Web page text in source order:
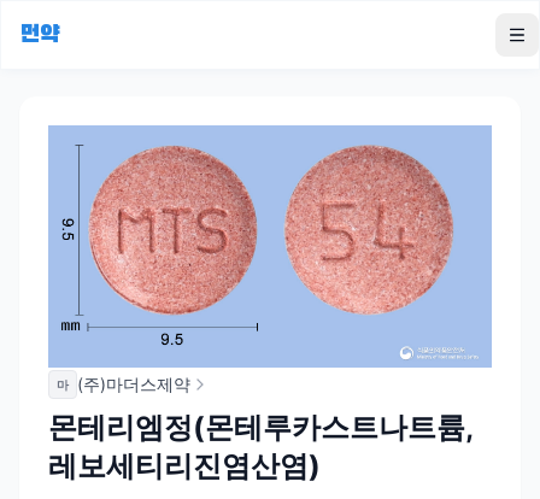
먼약
마 (주)마더스제약
몬테리엠정(몬테루카스트나트륨,
레보세티리진염산염)